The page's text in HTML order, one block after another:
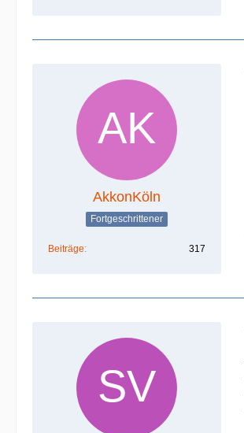
AkkonKöln
Fortgeschrittener
Beiträge 317